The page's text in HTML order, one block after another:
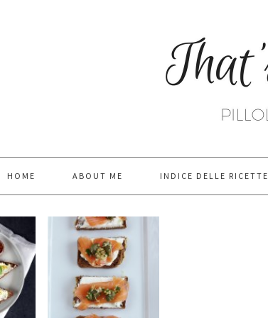
HOME ABOUT ME INDICE DELLE RICETTE